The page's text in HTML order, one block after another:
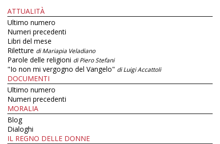
ATTUALITÀ
Ultimo numero
Numeri precedenti
Libri del mese
Riletture di Mariapia Veladiano
Parole delle religioni di Piero Stefani
"Io non mi vergogno del Vangelo" di Luigi Accattoli
DOCUMENTI
Ultimo numero
Numeri precedenti
MORALIA
Blog
Dialoghi
IL REGNO DELLE DONNE